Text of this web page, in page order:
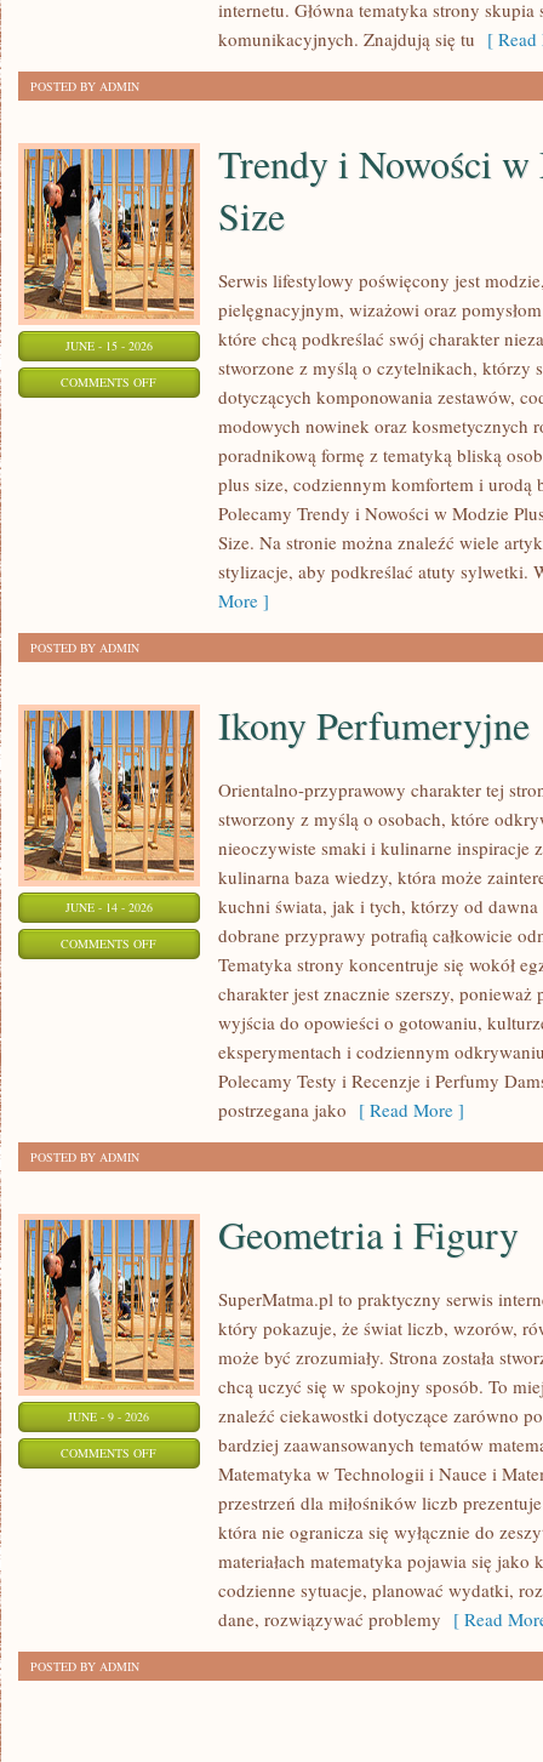
internetu. Główna tematyka strony skupia
komunikacyjnych. Znajdują się tu [
POSTED BY ADMIN
JUNE - 15 - 2026
COMMENTS OFFON
Trendy i Nowości w
Size
Serwis lifestylowy poświęcony jest
pielęgnacyjnym, wizażowi oraz
które chcą podkreślać swój charakter
stworzone z myślą o czytelnikach, którzy
dotyczących komponowania zestawów,
modowych nowinek oraz kosmetycznych
poradnikową formę z tematyką bliską
plus size, codziennym komfortem i urodą
Polecamy Trendy i Nowości w Modzie
Size. Na stronie można znaleźć wiele
stylizacje, aby podkreślać atuty sylwetki.
More ]
POSTED BY ADMIN
JUNE - 14 - 2026
COMMENTS OFFON
PERFUMERYJNE
Ikony Perfumeryjne
Orientalno-przyprawowy charakter tej
stworzony z myślą o osobach, które
nieoczywiste smaki i kulinarne inspiracje
kulinarna baza wiedzy, która może
kuchni świata, jak i tych, którzy od
dobrane przyprawy potrafią całkowicie
Tematyka strony koncentruje się wokół
charakter jest znacznie szerszy,
wyjścia do opowieści o gotowaniu,
eksperymentach i codziennym
Polecamy Testy i Recenzje i Perfumy
postrzegana jako [ Read More ]
POSTED BY ADMIN
JUNE - 9 - 2026
COMMENTS OFFON
GEOMETRIA
Geometria i Figury
SuperMatma.pl to praktyczny serwis
który pokazuje, że świat liczb, wzorów,
może być zrozumiały. Strona została
chcą uczyć się w spokojny sposób. To
znaleźć ciekawostki dotyczące zarówno
bardziej zaawansowanych tematów
Matematyka w Technologii i Nauce i
przestrzeń dla miłośników liczb
która nie ogranicza się wyłącznie do
materiałach matematyka pojawia się
codzienne sytuacje, planować wydatki,
dane, rozwiązywać problemy [ Read
POSTED BY ADMIN